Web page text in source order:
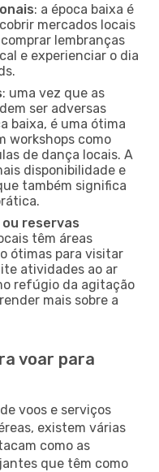
: a época baixa é
mercados locais
lembranças
e experienciar o dia
: uma vez que as
ser adversas
baixa, é uma ótima
workshops como
de dança locais. A
disponibilidade e
também significa
reservas
têm áreas
ótimas para visitar
atividades ao ar
refúgio da agitação
mais sobre a
voar para
voos e serviços
existem várias
como as
que têm como